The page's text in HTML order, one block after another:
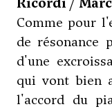
Comme pour
de résonance
d'une
qui vont bien
l'accord du